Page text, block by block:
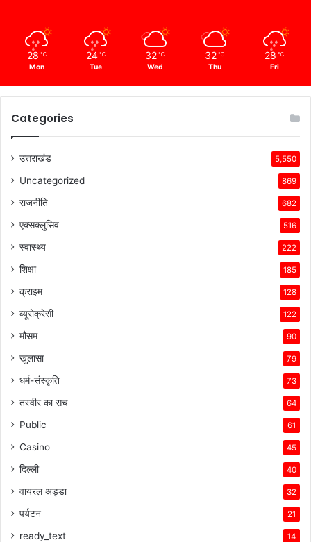
28 ℃
Mon
24 ℃
Tue
32 ℃
Wed
32 ℃
Thu
28 ℃
Fri
Categories
उत्तराखंड 5,550
Uncategorized 869
राजनीति 682
एक्सक्लुसिव 516
स्वास्थ्य 222
शिक्षा 185
क्राइम 128
ब्यूरोक्रेसी 122
मौसम 90
खुलासा 79
धर्म-संस्कृति 73
तस्वीर का सच 64
Public 61
Casino 45
दिल्ली 40
वायरल अड्डा 32
पर्यटन 21
ready_text 14